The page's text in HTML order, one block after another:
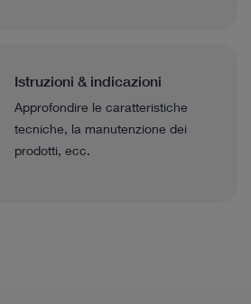
Istruzioni & indicazioni
Approfondire le caratteristiche
tecniche, la manutenzione dei
prodotti, ecc.